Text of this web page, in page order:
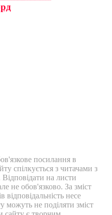
посилання в
спілкується з читачами з
на листи
не обов'язково. За зміст
відповідальність несе
можуть не поділяти зміст